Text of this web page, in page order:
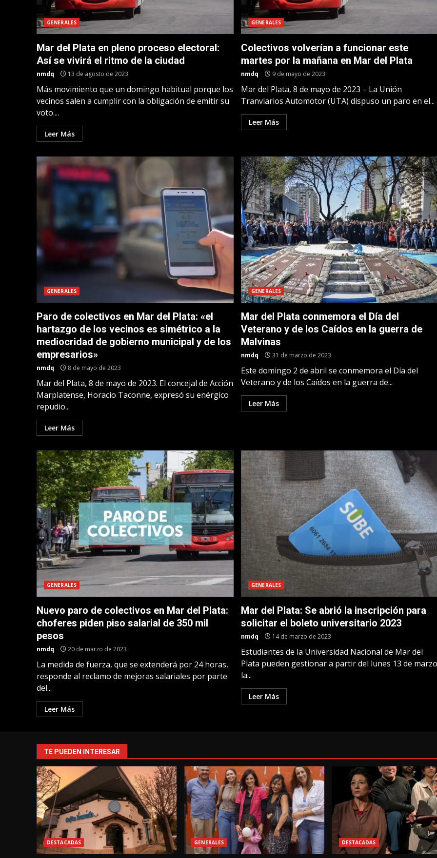
GENERALES
Mar del Plata en pleno proceso electoral:
Así se vivirá el ritmo de la ciudad
nmdq 13 de agosto de 2023
Más movimiento que un domingo habitual porque los
vecinos salen a cumplir con la obligación de emitir su
voto....
Leer Más
GENERALES
Colectivos volverían a funcionar este
martes por la mañana en Mar del Plata
nmdq 9 de mayo de 2023
Mar del Plata, 8 de mayo de 2023 – La Unión
Tranviarios Automotor (UTA) dispuso un paro en el...
Leer Más
GENERALES
Paro de colectivos en Mar del Plata: «el
hartazgo de los vecinos es simétrico a la
mediocridad de gobierno municipal y de los
empresarios»
nmdq 8 de mayo de 2023
Mar del Plata, 8 de mayo de 2023. El concejal de Acción
Marplatense, Horacio Taconne, expresó su enérgico
repudio...
Leer Más
GENERALES
Mar del Plata conmemora el Día del
Veterano y de los Caídos en la guerra de
Malvinas
nmdq 31 de marzo de 2023
Este domingo 2 de abril se conmemora el Día del
Veterano y de los Caídos en la guerra de...
Leer Más
GENERALES
Nuevo paro de colectivos en Mar del Plata:
choferes piden piso salarial de 350 mil
pesos
nmdq 20 de marzo de 2023
La medida de fuerza, que se extenderá por 24 horas,
responde al reclamo de mejoras salariales por parte
del...
Leer Más
GENERALES
Mar del Plata: Se abrió la inscripción para
solicitar el boleto universitario 2023
nmdq 14 de marzo de 2023
Estudiantes de la Universidad Nacional de Mar del
Plata pueden gestionar a partir del lunes 13 de
la...
Leer Más
TE PUEDEN INTERESAR
DESTACADAS GENERALES DESTACADAS